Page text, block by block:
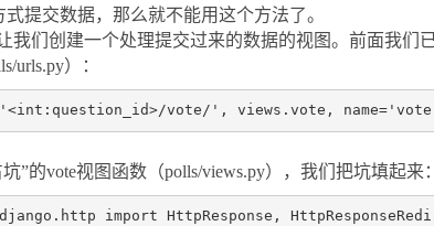
式提交数据，那么就不能用这个方法了。
我们创建一个处理提交过来的数据的视图。前面我们
urls.py）：
”的vote视图函数（polls/views.py），我们把坑填起来：
django.http import HttpResponse ,